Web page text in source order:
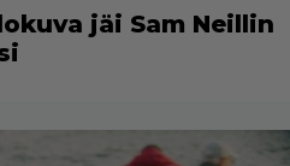
jäi Sam Neillin